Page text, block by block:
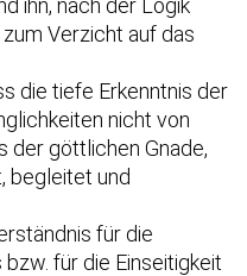
ihn, nach der Logik
Verzicht auf das
die tiefe Erkenntnis der
nicht von
der göttlichen Gnade,
begleitet und
für die
für die Einseitigkeit